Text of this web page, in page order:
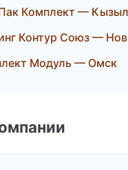
Комплект — Кызыл
Контур Союз —
Модуль — Омск